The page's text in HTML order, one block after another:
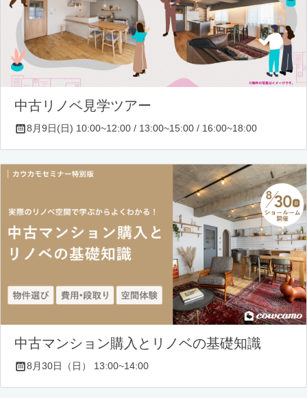
中古リノベ見学ツアー
8月9日(日) 10:00~12:00 / 13:00~15:00 / 16:00~18:00
中古マンション購入とリノベの基礎知識
8月30日（日） 13:00~14:00